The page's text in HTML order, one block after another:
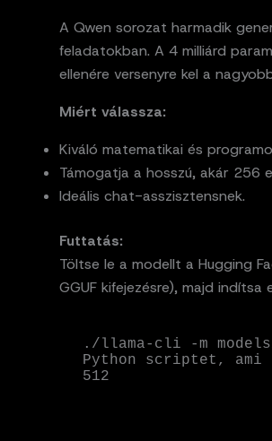
A Qwen sorozat harmadik
feladatokban. A 4 milliárd
ellenére versenyre kel a
Miért válassza:
Kiváló matematikai és
Támogatja a hosszú, akár 256
Ideális chat-asszisztensnek.
Futtatás:
Töltse le a modellt a Hugging
GGUF kifejezésre), majd indítsa
./llama-cli -m
Python scriptet,
512